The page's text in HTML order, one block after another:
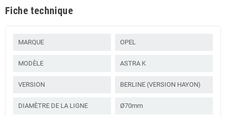
Fiche technique
MARQUE OPEL
MODÈLE ASTRA K
VERSION BERLINE (VERSION HAYON)
DIAMÈTRE DE LA LIGNE Ø70mm